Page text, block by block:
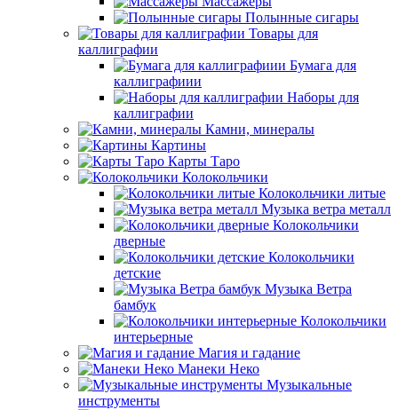
Полынные сигары
Товары для
каллиграфии
Бумага для
каллиграфиии
Наборы для
каллиграфии
Камни, минералы
Картины
Карты Таро
Колокольчики
Колокольчики литые
Музыка ветра металл
Колокольчики
дверные
Колокольчики
детские
Музыка Ветра
бамбук
Колокольчики
интерьерные
Магия и гадание
Манеки Неко
Музыкальные
инструменты